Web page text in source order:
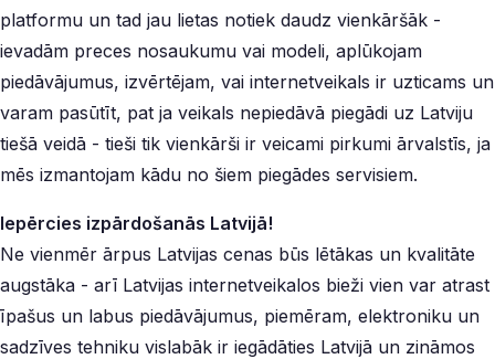
platformu un tad jau lietas notiek daudz vienkāršāk -
ievadām preces nosaukumu vai modeli, aplūkojam
piedāvājumus, izvērtējam, vai internetveikals ir uzticams un
varam pasūtīt, pat ja veikals nepiedāvā piegādi uz Latviju
tiešā veidā - tieši tik vienkārši ir veicami pirkumi ārvalstīs, ja
mēs izmantojam kādu no šiem piegādes servisiem.
Iepērcies izpārdošanās Latvijā!
Ne vienmēr ārpus Latvijas cenas būs lētākas un kvalitāte
augstāka - arī Latvijas internetveikalos bieži vien var atrast
īpašus un labus piedāvājumus, piemēram, elektroniku un
sadzīves tehniku vislabāk ir iegādāties Latvijā un zināmos